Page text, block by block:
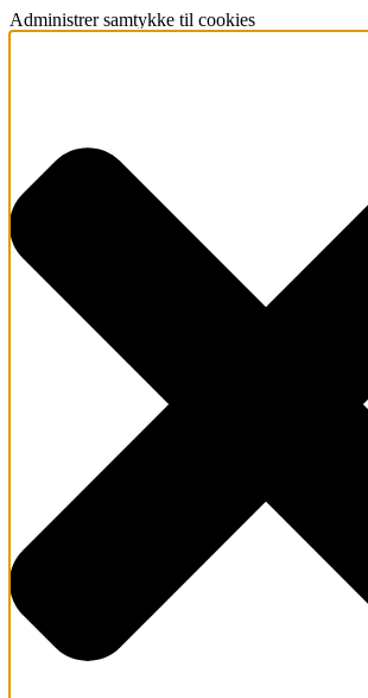
Administrer samtykke til cookies